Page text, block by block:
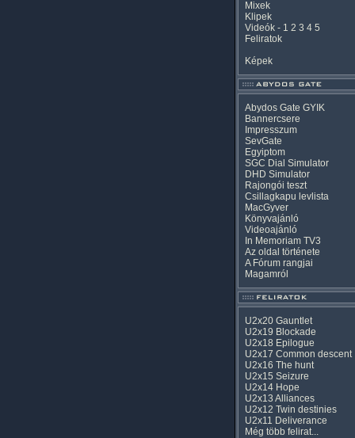
Mixek
Klipek
Videók - 1 2 3 4 5
Feliratok
Képek
Abydos Gate GYIK
Bannercsere
Impresszum
SevGate
Egyiptom
SGC Dial Simulator
DHD Simulator
Rajongói teszt
Csillagkapu levlista
MacGyver
Könyvajánló
Videoajánló
In Memoriam TV3
Az oldal története
A Fórum rangjai
Magamról
U2x20 Gauntlet
U2x19 Blockade
U2x18 Epilogue
U2x17 Common descent
U2x16 The hunt
U2x15 Seizure
U2x14 Hope
U2x13 Alliances
U2x12 Twin destinies
U2x11 Deliverance
Még több felirat...